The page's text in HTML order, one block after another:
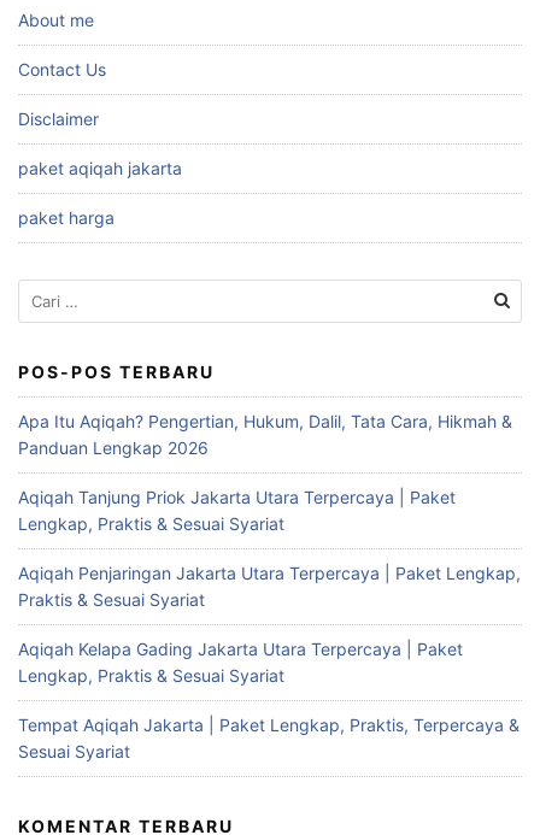
About me
Contact Us
Disclaimer
paket aqiqah jakarta
paket harga
Cari
untuk:
POS-POS TERBARU
Apa Itu Aqiqah? Pengertian, Hukum, Dalil, Tata Cara, Hikmah &
Panduan Lengkap 2026
Aqiqah Tanjung Priok Jakarta Utara Terpercaya | Paket
Lengkap, Praktis & Sesuai Syariat
Aqiqah Penjaringan Jakarta Utara Terpercaya | Paket Lengkap,
Praktis & Sesuai Syariat
Aqiqah Kelapa Gading Jakarta Utara Terpercaya | Paket
Lengkap, Praktis & Sesuai Syariat
Tempat Aqiqah Jakarta | Paket Lengkap, Praktis, Terpercaya &
Sesuai Syariat
KOMENTAR TERBARU